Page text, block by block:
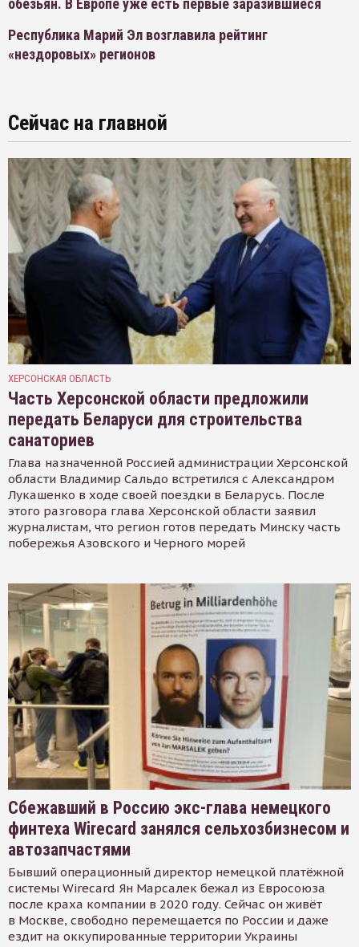
обезьян. В Европе уже есть первые заразившиеся
Республика Марий Эл возглавила рейтинг
«нездоровых» регионов
Сейчас на главной
ХЕРСОНСКАЯ ОБЛАСТЬ
Часть Херсонской области предложили
передать Беларуси для строительства
санаториев
Глава назначенной Россией администрации Херсонской
области Владимир Сальдо встретился с Александром
Лукашенко в ходе своей поездки в Беларусь. После
этого разговора глава Херсонской области заявил
журналистам, что регион готов передать Минску часть
побережья Азовского и Черного морей
Сбежавший в Россию экс-глава немецкого
финтеха Wirecard занялся сельхозбизнесом и
автозапчастями
Бывший операционный директор немецкой платёжной
системы Wirecard Ян Марсалек бежал из Евросоюза
после краха компании в 2020 году. Сейчас он живёт
в Москве, свободно перемещается по России и даже
ездит на оккупированные территории Украины